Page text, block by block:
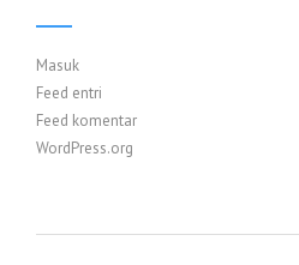
Masuk
Feed entri
Feed komentar
WordPress.org